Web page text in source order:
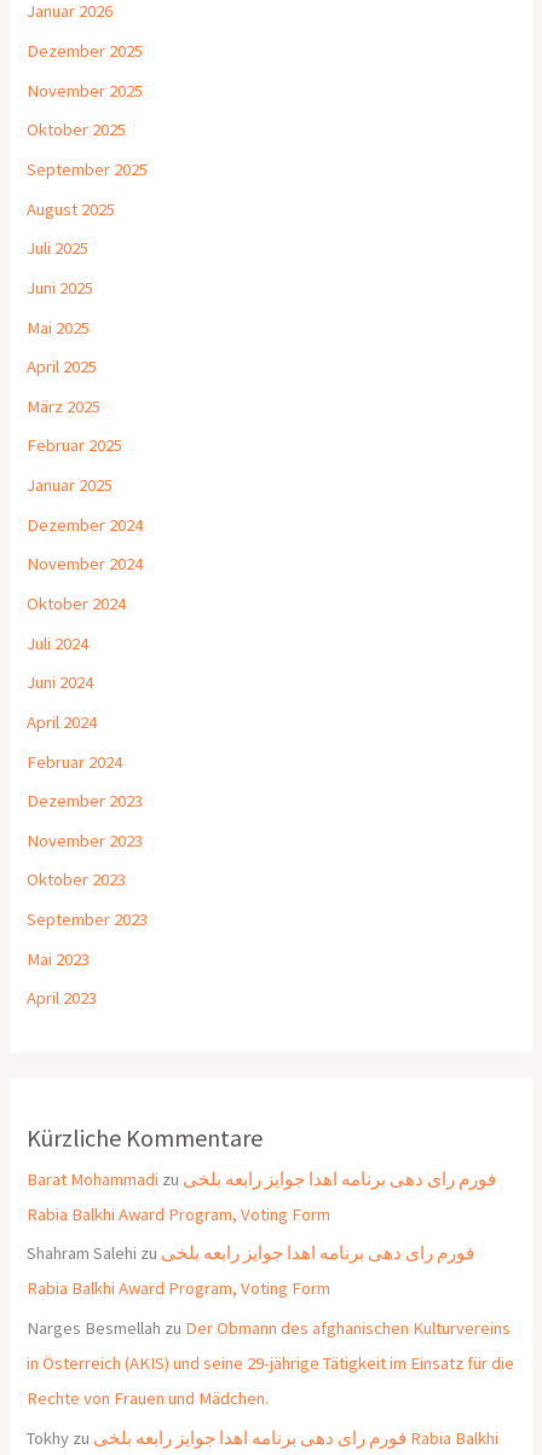
Januar 2026
Dezember 2025
November 2025
Oktober 2025
September 2025
August 2025
Juli 2025
Juni 2025
Mai 2025
April 2025
März 2025
Februar 2025
Januar 2025
Dezember 2024
November 2024
Oktober 2024
Juli 2024
Juni 2024
April 2024
Februar 2024
Dezember 2023
November 2023
Oktober 2023
September 2023
Mai 2023
April 2023
Kürzliche Kommentare
Barat Mohammadi zu فورم رای دهی برنامه اهدا جوایز رابعه بلخی
Rabia Balkhi Award Program, Voting Form
Shahram Salehi zu فورم رای دهی برنامه اهدا جوایز رابعه بلخی
Rabia Balkhi Award Program, Voting Form
Narges Besmellah zu Der Obmann des afghanischen Kulturvereins
in Österreich (AKIS) und seine 29-jährige Tätigkeit im Einsatz für die
Rechte von Frauen und Mädchen.
Tokhy zu فورم رای دهی برنامه اهدا جوایز رابعه بلخی Rabia Balkhi